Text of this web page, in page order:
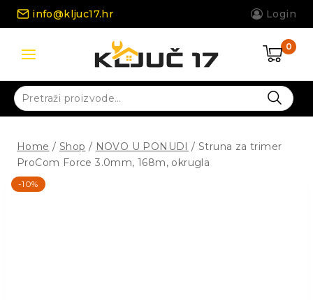
Skip
info@kljuc17.hr Login
0
Pretraži:
Home / Shop / NOVO U PONUDI / Struna za trimer
ProCom Force 3.0mm, 168m, okrugla
-10%